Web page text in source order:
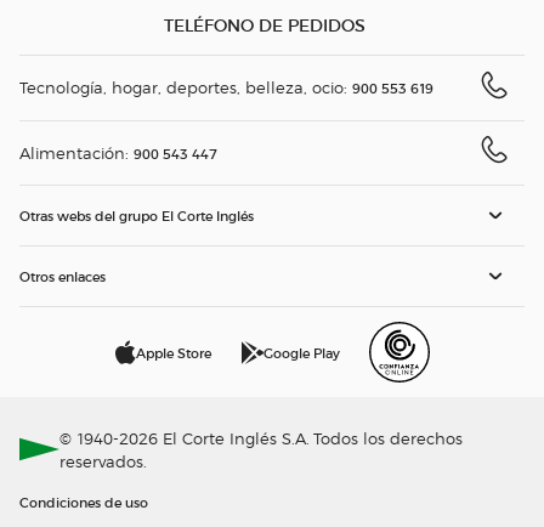
TELÉFONO DE PEDIDOS
Tecnología, hogar, deportes, belleza, ocio: 900 553 619
Alimentación: 900 543 447
Otras webs del grupo El Corte Inglés
Otros enlaces
Apple Store Google Play
© 1940-2026 El Corte Inglés S.A. Todos los derechos
reservados.
Condiciones de uso